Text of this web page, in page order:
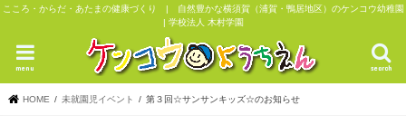
こころ・からだ・あたまの健康づくり | 自然豊かな横須賀（浦賀・鴨居地区）のケンコウ幼稚園
| 学校法人 木村学園
search
menu
HOME 未就園児イベント 第３回☆サンサンキッズ☆のお知らせ